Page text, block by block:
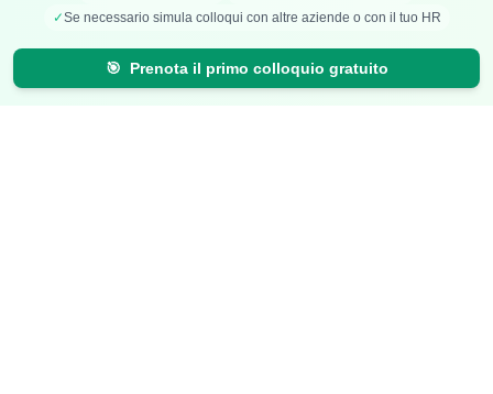
✓Se necessario simula colloqui con altre aziende o con il tuo HR
🎯 Prenota il primo colloquio gratuito
Calcolatori